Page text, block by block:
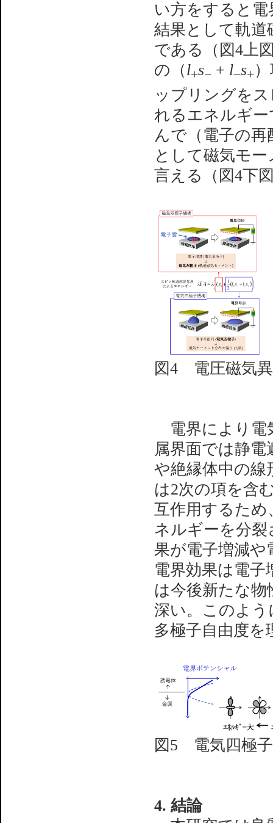
い方をすると
結果として軌道
である（図4上
の（l+s− + l−s+
ップリングを
れるエネルギ
んで（電子の
として磁気モ
言える（図4下
図4 電圧磁気
電界により電
属界面では静
や絶縁体中の線
は2次の項を含
互作用するため
ネルギーを分裂
果が電子増減や
電界効果は電
は今後新たな物
深い。このよう
多極子自由度
図5 電気四極
4. 結論